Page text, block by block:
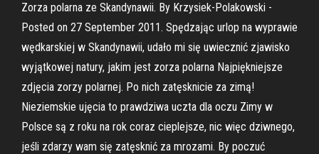
Zorza polarna ze Skandynawii. By Krzysiek-Polakowski -
Posted on 27 September 2011. Spędzając urlop na wyprawie
wędkarskiej w Skandynawii, udało mi się uwiecznić zjawisko
wyjątkowej natury, jakim jest zorza polarna Najpiękniejsze
zdjęcia zorzy polarnej. Po nich zatęsknicie za zimą!
Nieziemskie ujęcia to prawdziwa uczta dla oczu Zimy w
Polsce są z roku na rok coraz cieplejsze, nic więc dziwnego,
jeśli zdarzy wam się zatęsknić za mrozami. By poczuć